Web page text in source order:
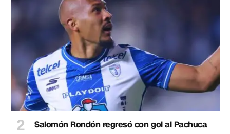
Salomón Rondón regresó con gol al Pachuca